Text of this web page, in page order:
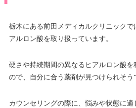
栃木にある前田メディカルクリニックで
アルロン酸を取り扱っています。
硬さや持続期間の異なるヒアルロン酸を
ので、自分に合う薬剤が見つけられそう
カウンセリングの際に、悩みや状態に